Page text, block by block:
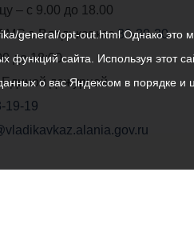
– с 9.00 до 18.00
г. Владикавказ30-30-30
до 18:00
Единой дежурной
19-19
general/opt-out.html Однако это
функций сайта. Используя этот
о вас Яндексом в порядке и